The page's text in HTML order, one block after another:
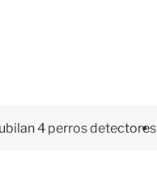
4 perros detectores